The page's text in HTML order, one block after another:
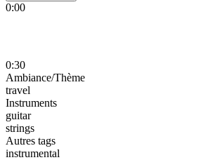
0:00
0:30
Ambiance/Thème
travel
Instruments
guitar
strings
Autres tags
instrumental